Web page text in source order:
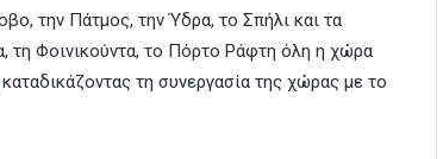
την Πάτμος, την Ύδρα, το Σπήλι και τα
τη Φοινικούντα, το Πόρτο Ράφτη όλη η χώρα
καταδικάζοντας τη συνεργασία της χώρας με το